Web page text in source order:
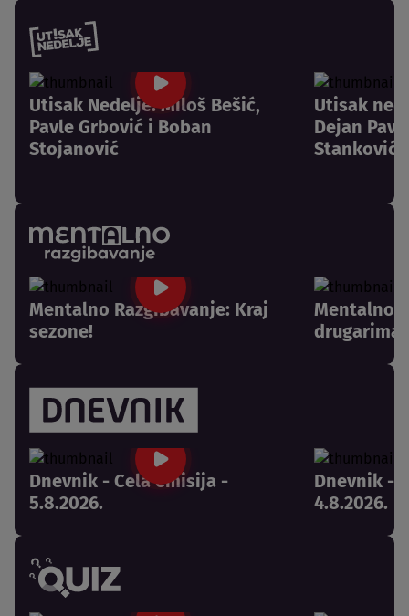
Utisak Nedelje: Miloš Bešić,
Pavle Grbović i Boban
Stojanović
Utisak
Dejan
Stanković
Mentalno Razgibavanje: Kraj
sezone!
Mentalno
drugarima
Dnevnik - Cela emisija -
5.8.2026.
Dnevnik -
4.8.2026.